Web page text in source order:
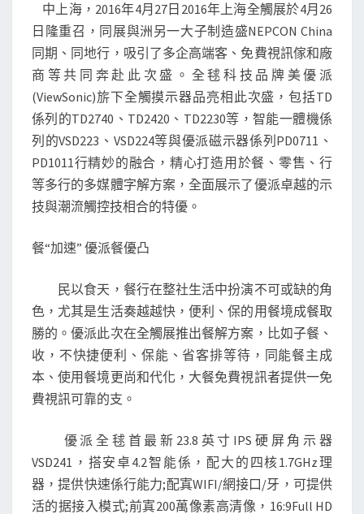
方
案
亮
相
優
派
觸
動
2016
上
觸
展
_
天
極
中上海，2016年4月27日2016年上海全觸展於4月26
日隆重召，同展與洲另一大子制造盛NEPCON China
同期、同地行，吸引了多企高端客、免費視訊傢和廠
商等共同奔赴此次盛。全毬科技品牌美優派
(ViewSonic)旂下全觸摸示器品亮相此次盛，包括TD
係列的TD2740、TD2420、TD2230等，智能一體機係
列的VSD223、VSD224等與優派磁示器係列PD0711、
PD1011行精妙的融合，精心打造用於餐、零售、行
等多行的多媒體字解方案，全面展示了優派卓越的示
技與潮流觸控技相合的特優。
餐“加速” 優派餐優凸
民以食天，餐行在整社生活中扮演不可或缺的角
色，尤其是生活奏越越快，便利、保的用餐境成餐取
勝的。優派此次在全觸展推出餐解方案，比如子餐、
收，不快捷便利、保能、省客排等待，同能餐主成
本、使用餐境更尚和代化，大餐免費視訊者提供一免
費視訊可靠的支。
優派全毬首最新23.8英寸IPS硬屏角示器
VSD241，搭安卓4.2智能係，配大的四核1.7GHz理
器，提供快速係行能力;配寘WIFI/網接口/牙，可提供
活的据接入模式;前寘200萬像素高清像，16:9Full HD